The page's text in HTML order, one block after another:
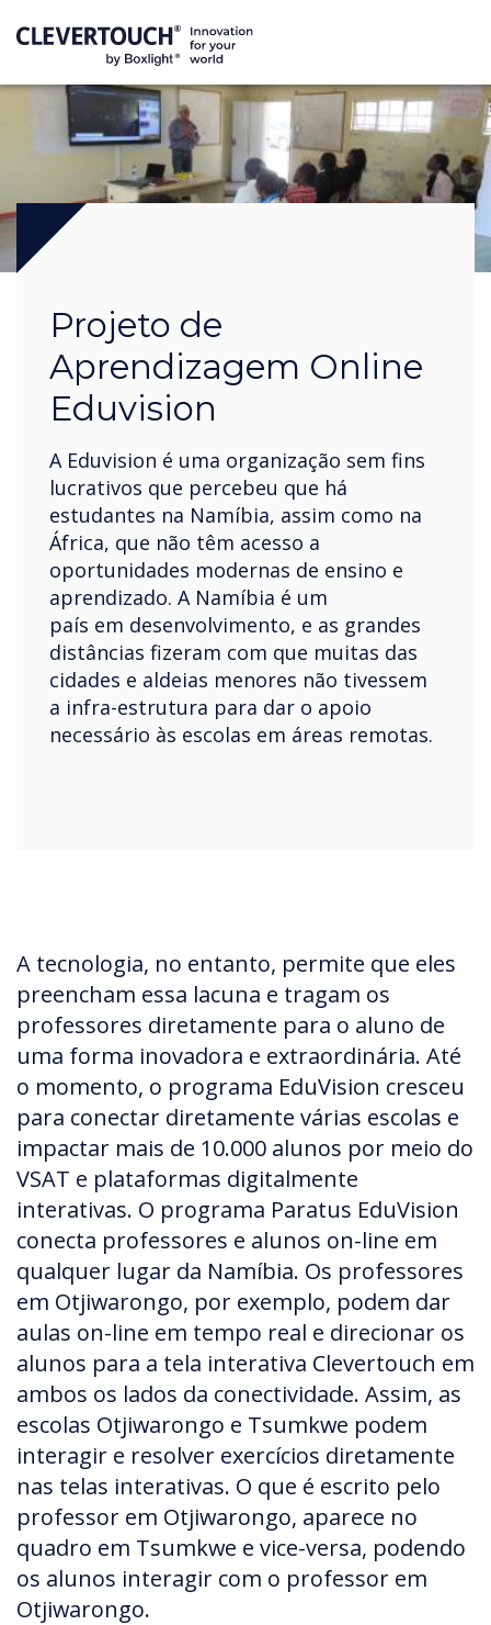
Projeto de
Aprendizagem Online
Eduvision
A Eduvision é uma organização sem fins
lucrativos que percebeu que há
estudantes na Namíbia, assim como na
África, que não têm acesso a
oportunidades modernas de ensino e
aprendizado. A Namíbia é um
país em desenvolvimento, e as grandes
distâncias fizeram com que muitas das
cidades e aldeias menores não tivessem
a infra-estrutura para dar o apoio
necessário às escolas em áreas remotas.
A tecnologia, no entanto, permite que eles
preencham essa lacuna e tragam os
professores diretamente para o aluno de
uma forma inovadora e extraordinária. Até
o momento, o programa EduVision cresceu
para conectar diretamente várias escolas e
impactar mais de 10.000 alunos por meio do
VSAT e plataformas digitalmente
interativas. O programa Paratus EduVision
conecta professores e alunos on-line em
qualquer lugar da Namíbia. Os professores
em Otjiwarongo, por exemplo, podem dar
aulas on-line em tempo real e direcionar os
alunos para a tela interativa Clevertouch em
ambos os lados da conectividade. Assim, as
escolas Otjiwarongo e Tsumkwe podem
interagir e resolver exercícios diretamente
nas telas interativas. O que é escrito pelo
professor em Otjiwarongo, aparece no
quadro em Tsumkwe e vice-versa, podendo
os alunos interagir com o professor em
Otjiwarongo.